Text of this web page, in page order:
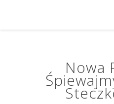
Nowa